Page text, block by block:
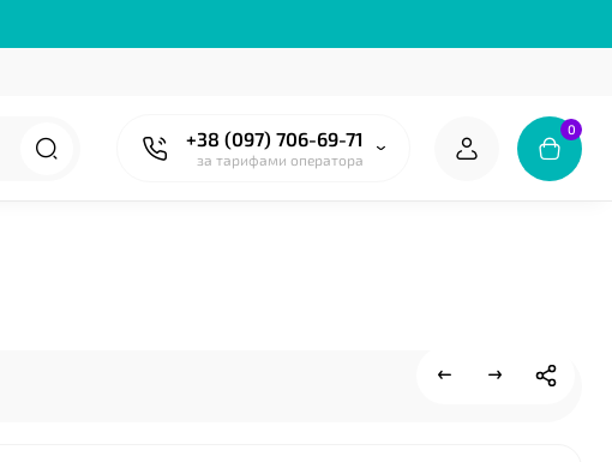
+38 (097) 706-69-71
за тарифами оператора
0
❤